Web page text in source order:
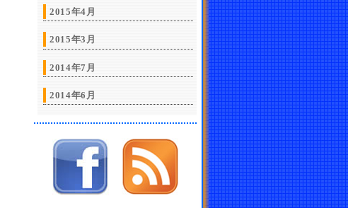
2015年4月
2015年3月
2014年7月
2014年6月